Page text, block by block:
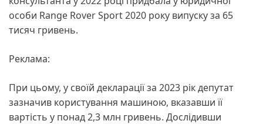
особи Range Rover Sport 2020 року випуску за 65
тисяч гривень.
Реклама:
При цьому, у своїй декларації за 2023 рік депутат
зазначив користування машиною, вказавши її
вартість у понад 2,3 млн гривень. Дослідивши